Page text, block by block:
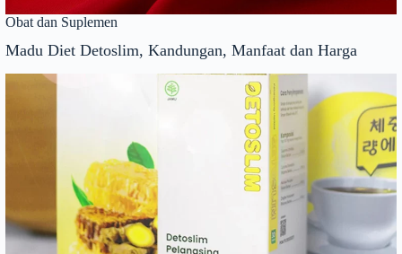
Obat dan Suplemen
Madu Diet Detoslim, Kandungan, Manfaat dan Harga